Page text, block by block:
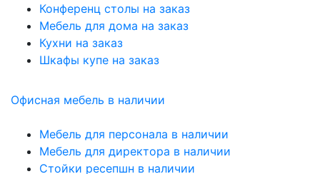
Конференц столы на заказ
Мебель для дома на заказ
Кухни на заказ
Шкафы купе на заказ
Офисная мебель в наличии
Мебель для персонала в наличии
Мебель для директора в наличии
Стойки ресепшн в наличии